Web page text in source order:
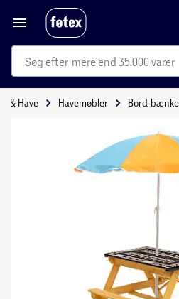
mere end 35.000 varer
& Have Havemøbler Bord-